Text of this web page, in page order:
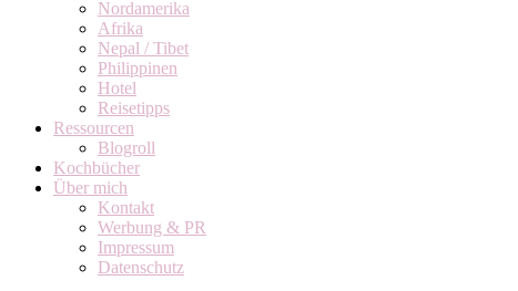
Nordamerika
Afrika
Nepal / Tibet
Philippinen
Hotel
Reisetipps
Ressourcen
Blogroll
Kochbücher
Über mich
Kontakt
Werbung & PR
Impressum
Datenschutz